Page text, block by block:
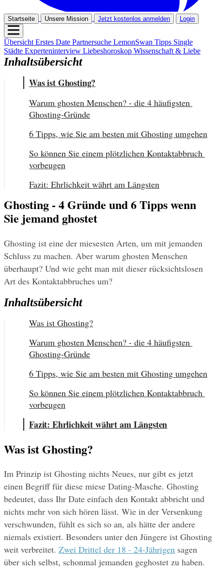
Startseite Unsere Mission Jetzt kostenlos anmelden Login
ÜbersichtErstes Date Partnersuche LemonSwan Tipps Single
Städte Experteninterview Liebeshoroskop Wissenschaft & Liebe
Inhaltsübersicht
Was ist Ghosting?
Warum ghosten Menschen? - die 4 häufigsten
Ghosting-Gründe
6 Tipps, wie Sie am besten mit Ghosting umgehen
So können Sie einem plötzlichen Kontaktabbruch
vorbeugen
Fazit: Ehrlichkeit währt am Längsten
Ghosting - 4 Gründe und 6 Tipps wenn
Sie jemand ghostet
Ghosting ist eine der miesesten Arten, um mit jemanden
Schluss zu machen. Aber warum ghosten Menschen
überhaupt? Und wie geht man mit dieser rücksichtslosen
Art des Kontaktabbruches um?
Inhaltsübersicht
Was ist Ghosting?
Warum ghosten Menschen? - die 4 häufigsten
Ghosting-Gründe
6 Tipps, wie Sie am besten mit Ghosting umgehen
So können Sie einem plötzlichen Kontaktabbruch
vorbeugen
Fazit: Ehrlichkeit währt am Längsten
Was ist Ghosting?
Im Prinzip ist Ghosting nichts Neues, nur gibt es jetzt
einen Begriff für diese miese Dating-Masche. Ghosting
bedeutet, dass Ihr Date einfach den Kontakt abbricht und
nichts mehr von sich hören lässt. Wie in der Versenkung
verschwunden, fühlt es sich so an, als hätte der andere
niemals existiert. Besonders unter den Jüngere ist Ghosting
weit verbreitet. Zwei Drittel der 18 - 24-Jährigen sagen
über sich selbst, schonmal jemanden geghostet zu haben.